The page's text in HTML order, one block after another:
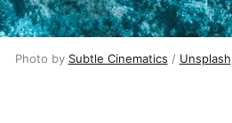
Photo by Subtle Cinematics / Unsplash